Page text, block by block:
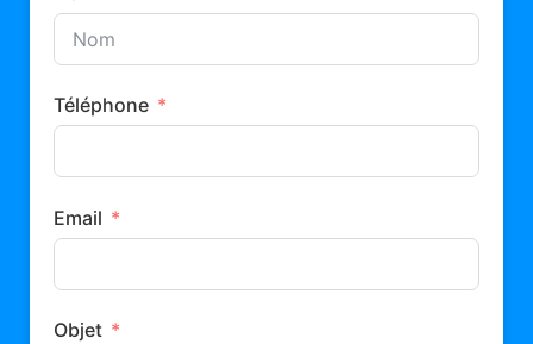
Téléphone
Email
Objet